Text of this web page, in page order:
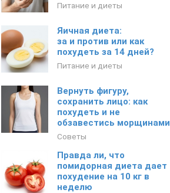
Питание и диеты
Яичная диета:
за и против или как
похудеть за 14 дней?
Питание и диеты
Вернуть фигуру,
сохранить лицо: как
похудеть и не
обзавестись морщинами
Советы
Правда ли, что
помидорная диета дает
похудение на 10 кг в
неделю